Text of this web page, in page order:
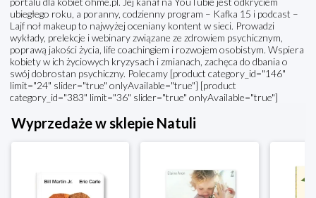
ubiegłego roku, a poranny, codzienny program – Kafka 15 i podcast –
Lajf noł makeup to najwyżej oceniany kontent w sieci. Prowadzi
wykłady, prelekcje i webinary związane ze zdrowiem psychicznym,
poprawą jakości życia, life coachingiem i rozwojem osobistym. Wspiera
kobiety w ich życiowych kryzysach i zmianach, zachęca do dbania o
swój dobrostan psychiczny. Polecamy [product category_id="146"
limit="24" slider="true" onlyAvailable="true"] [product
category_id="383" limit="36" slider="true" onlyAvailable="true"]
Wyprzedaże w sklepie Natuli